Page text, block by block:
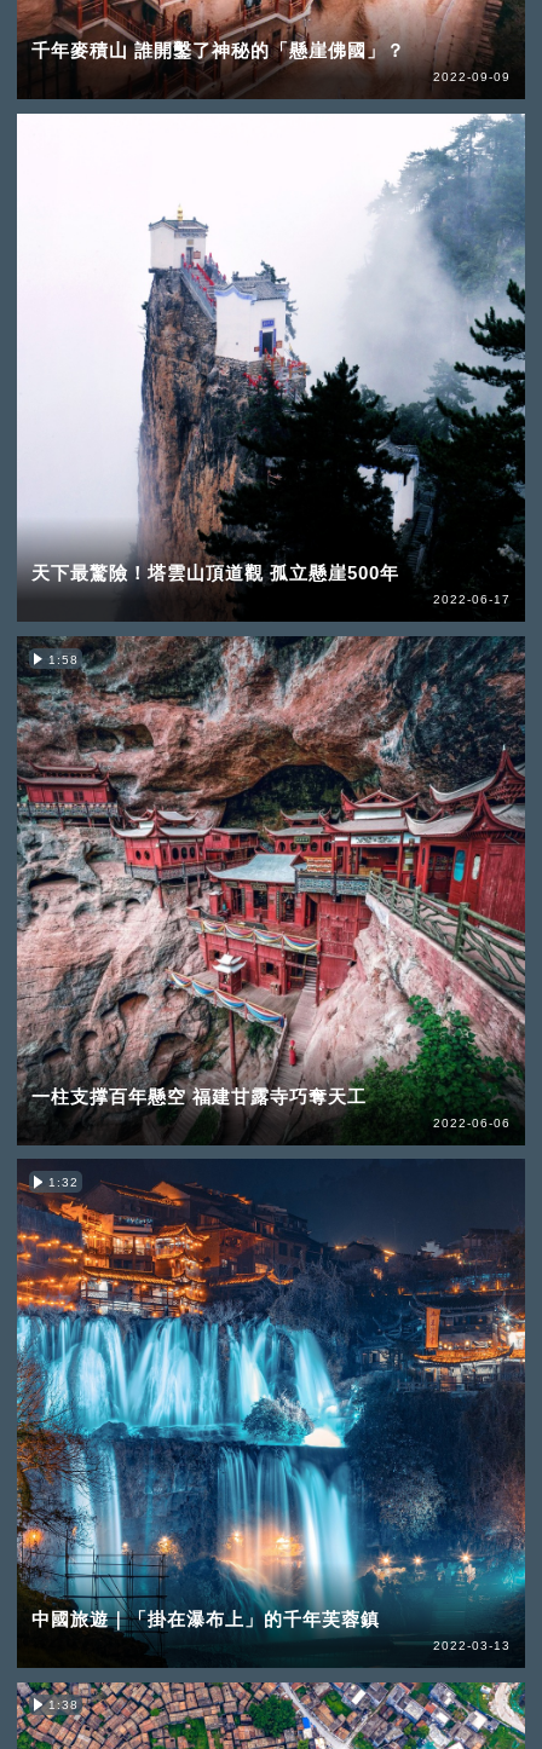
千年麥積山 誰開鑿了神秘的「懸崖佛國」？
2022-09-09
天下最驚險！塔雲山頂道觀 孤立懸崖500年
2022-06-17
1:58
一柱支撑百年懸空 福建甘露寺巧奪天工
2022-06-06
1:32
中國旅遊｜「掛在瀑布上」的千年芙蓉鎮
2022-03-13
1:38